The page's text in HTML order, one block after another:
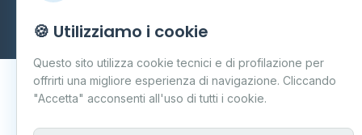
Aggiornamento quotidiano
🍪 Utilizziamo i cookie
Questo sito utilizza cookie tecnici e di profilazione per
offrirti una migliore esperienza di navigazione. Cliccando
"Accetta" acconsenti all'uso di tutti i cookie.